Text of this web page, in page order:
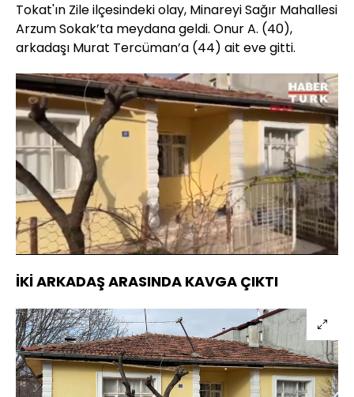
Tokat'ın Zile ilçesindeki olay, Minareyi Sağır Mahallesi
Arzum Sokak’ta meydana geldi. Onur A. (40),
arkadaşı Murat Tercüman’a (44) ait eve gitti.
Sesi
Aç
Yüklendi:
100.00%
Oynatma
Hızı
İKİ ARKADAŞ ARASINDA KAVGA ÇIKTI